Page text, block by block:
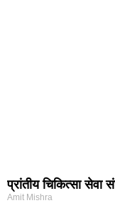
प्रांतीय चिकित्सा सेवा
Amit Mishra